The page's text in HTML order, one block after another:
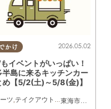
,まちネタ,まとめ記事,行ってみたレ
かけ
東海市
,大府市
2026.05.02
イベントがいっぱい！
半島に来るキッチンカー
め【5/2(土)～5/8(金)】
ツ テイクアウト キッチンカー